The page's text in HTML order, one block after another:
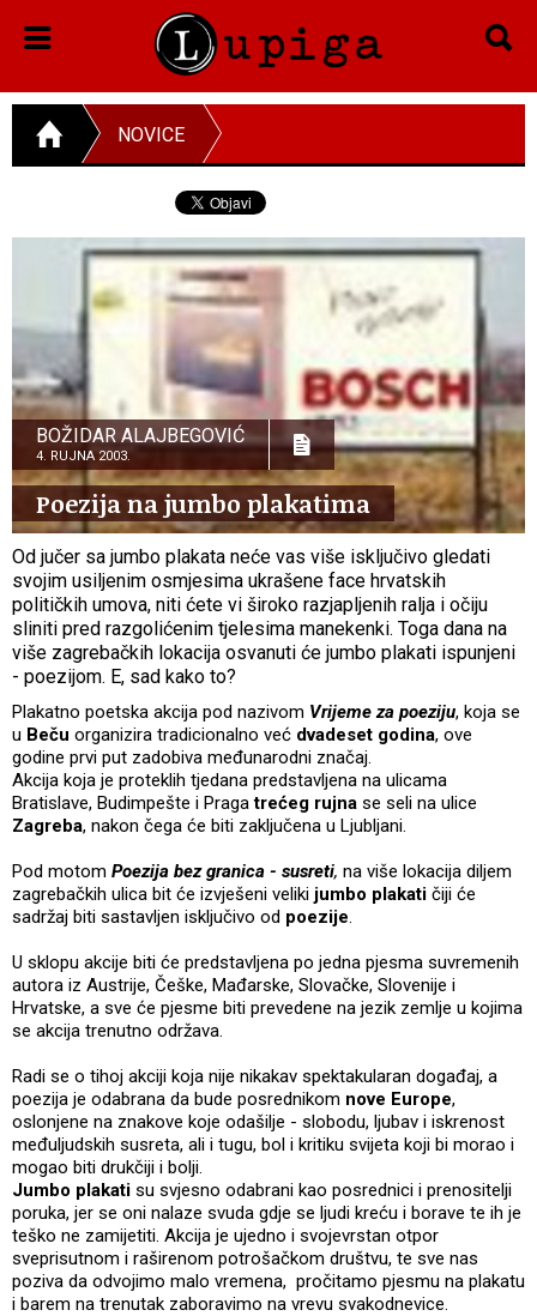
NOVICE
BOŽIDAR ALAJBEGOVIĆ
4. RUJNA 2003.
Poezija na jumbo plakatima
Od jučer sa jumbo plakata neće vas više isključivo gledati
svojim usiljenim osmjesima ukrašene face hrvatskih
političkih umova, niti ćete vi široko razjapljenih ralja i očiju
sliniti pred razgolićenim tjelesima manekenki. Toga dana na
više zagrebačkih lokacija osvanuti će jumbo plakati ispunjeni
- poezijom. E, sad kako to?
Plakatno poetska akcija pod nazivom Vrijeme za poeziju, koja se
u Beču organizira tradicionalno već dvadeset godina, ove
godine prvi put zadobiva međunarodni značaj.
Akcija koja je proteklih tjedana predstavljena na ulicama
Bratislave, Budimpešte i Pragatrećeg rujna se seli na ulice
Zagreba, nakon čega će biti zaključena u Ljubljani.
Pod motom Poezija bez granica - susreti, na više lokacija diljem
zagrebačkih ulica bit će izvješeni veliki jumbo plakati čiji će
sadržaj biti sastavljen isključivo od poezije.
U sklopu akcije biti će predstavljena po jedna pjesma suvremenih
autora iz Austrije, Češke, Mađarske, Slovačke, Slovenije i
Hrvatske, a sve će pjesme biti prevedene na jezik zemlje u kojima
se akcija trenutno održava.
Radi se o tihoj akciji koja nije nikakav spektakularan događaj, a
poezija je odabrana da bude posrednikom nove Europe,
oslonjene na znakove koje odašilje - slobodu, ljubav i iskrenost
međuljudskih susreta, ali i tugu, bol i kritiku svijeta koji bi morao i
mogao biti drukčiji i bolji.
Jumbo plakati su svjesno odabrani kao posrednici i prenositelji
poruka, jer se oni nalaze svuda gdje se ljudi kreću i borave te ih je
teško ne zamijetiti. Akcija je ujedno i svojevrstan otpor
sveprisutnom i raširenom potrošačkom društvu, te sve nas
poziva da odvojimo malo vremena, pročitamo pjesmu na plakatu
i barem na trenutak zaboravimo na vrevu svakodnevice.